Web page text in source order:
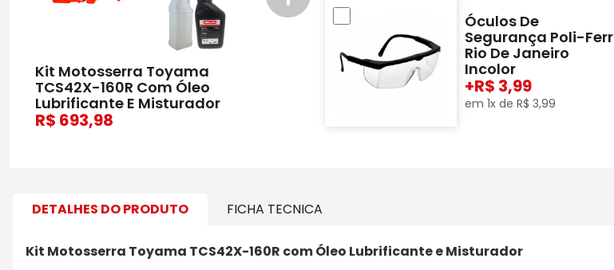
Kit Motosserra Toyama
TCS42X-160R Com Óleo
Lubrificante E Misturador
693,98
Óculos De
Segurança Poli-Ferr
Rio De Janeiro
Incolor
+ 3,99
em1x deR$ 3,99
DETALHES DO PRODUTO FICHA TECNICA
Kit Motosserra Toyama TCS42X-160R com Óleo Lubrificante e Misturador